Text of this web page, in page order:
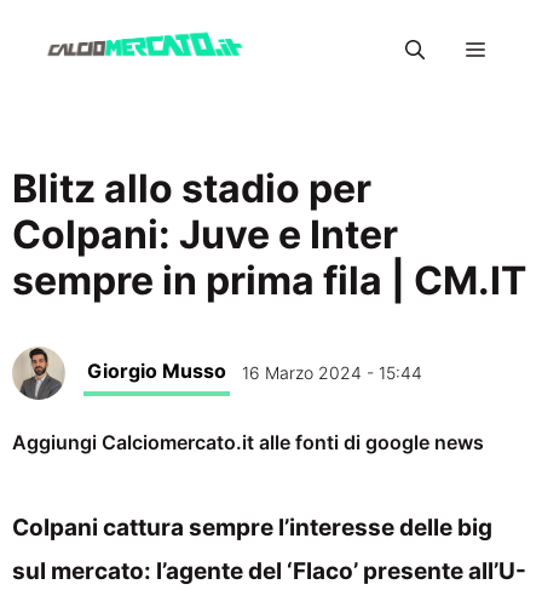
Menu
Blitz allo stadio per
Colpani: Juve e Inter
sempre in prima fila | CM.IT
Giorgio Musso 16 Marzo 2024 - 15:44
Aggiungi Calciomercato.it alle fonti di google news
Colpani cattura sempre l’interesse delle big
sul mercato: l’agente del ‘Flaco’ presente all’U-